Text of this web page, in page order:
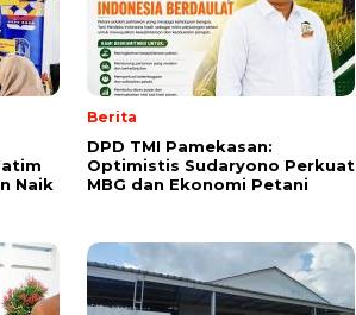
Naik
Berita
DPD TMI Pamekasan:
Optimistis Sudaryono Perkuat
MBG dan Ekonomi Petani